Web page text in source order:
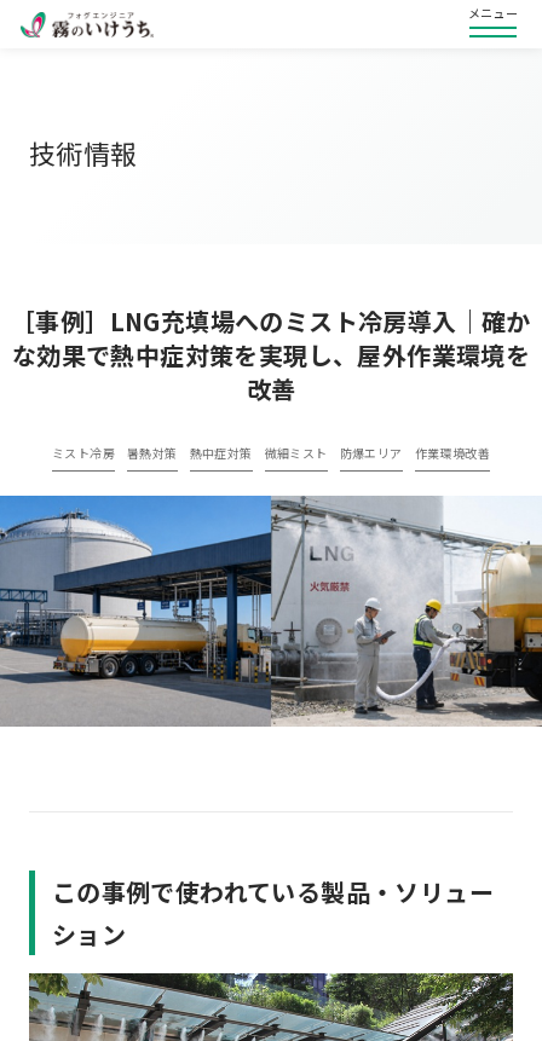
メニュー
技術情報
［事例］LNG充填場へのミスト冷房導入｜確か
な効果で熱中症対策を実現し、屋外作業環境を
改善
ミスト冷房 暑熱対策 熱中症対策 微細ミスト 防爆エリア 作業環境改善
この事例で使われている製品・ソリュー
ション